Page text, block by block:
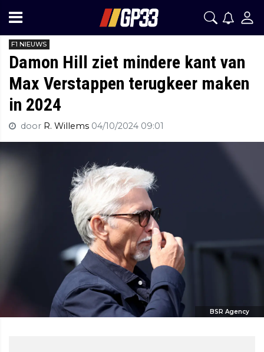
F1 NIEUWS
Damon Hill ziet mindere kant van
Max Verstappen terugkeer maken
in 2024
door R. Willems 04/10/2024 09:01
BSR Agency